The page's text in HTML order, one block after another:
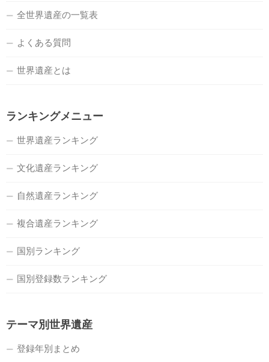
全世界遺産の一覧表
よくある質問
世界遺産とは
ランキングメニュー
世界遺産ランキング
文化遺産ランキング
自然遺産ランキング
複合遺産ランキング
国別ランキング
国別登録数ランキング
テーマ別世界遺産
登録年別まとめ